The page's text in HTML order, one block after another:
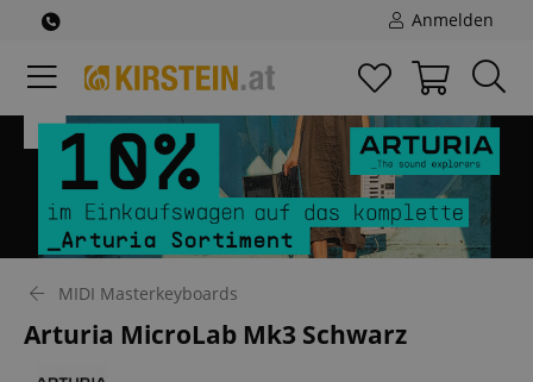
Anmelden
MIDI Masterkeyboards
Arturia MicroLab Mk3 Schwarz